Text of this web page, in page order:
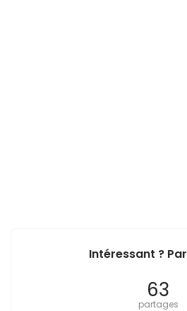
Intéressant ?
63
partages